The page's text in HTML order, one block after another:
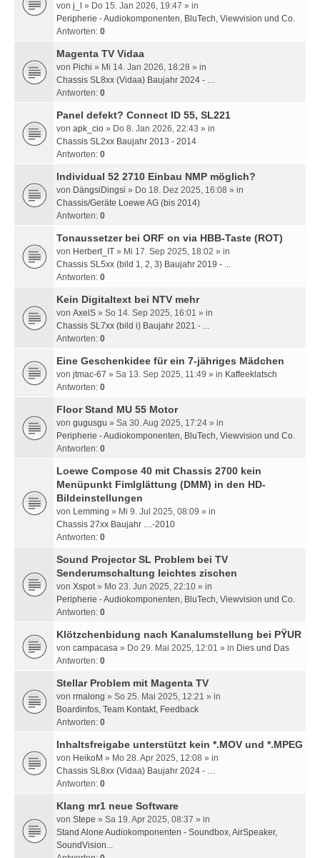
von j_l
» Do 15. Jan 2026, 19:47 » in
Peripherie - Audiokomponenten, BluTech, Viewvision und Co.
Antworten: 0
Magenta TV Vidaa
von Pichi » Mi 14. Jan 2026, 18:28 » in
Chassis SL8xx (Vidaa) Baujahr 2024 - …
Antworten: 0
Panel defekt? Connect ID 55, SL221
von apk_cio » Do 8. Jan 2026, 22:43 » in
Chassis SL2xx Baujahr 2013 - 2014
Antworten: 0
Individual 52 2710 Einbau NMP möglich?
von DängsiDingsi » Do 18. Dez 2025, 16:08 » in
Chassis/Geräte Loewe AG (bis 2014)
Antworten: 0
Tonaussetzer bei ORF on via HBB-Taste (ROT)
von Herbert_IT » Mi 17. Sep 2025, 18:02 » in
Chassis SL5xx (bild 1, 2, 3) Baujahr 2019 - ...
Antworten: 0
Kein Digitaltext bei NTV mehr
von AxelS » So 14. Sep 2025, 16:01 » in
Chassis SL7xx (bild i) Baujahr 2021 - ...
Antworten: 0
Eine Geschenkidee für ein 7-jähriges Mädchen
von jtmac-67 » Sa 13. Sep 2025, 11:49 » in Kaffeeklatsch
Antworten: 0
Floor Stand MU 55 Motor
von gugusgu » Sa 30. Aug 2025, 17:24 » in
Peripherie - Audiokomponenten, BluTech, Viewvision und Co.
Antworten: 0
Loewe Compose 40 mit Chassis 2700 kein
Menüpunkt Fimlglättung (DMM) in den HD-
Bildeinstellungen
von Lemming » Mi 9. Jul 2025, 08:09 » in
Chassis 27xx Baujahr ....-2010
Antworten: 0
Sound Projector SL Problem bei TV
Senderumschaltung leichtes zischen
von Xspot» Mo 23. Jun 2025, 22:10 » in
Peripherie - Audiokomponenten, BluTech, Viewvision und Co.
Antworten: 0
Klötzchenbidung nach Kanalumstellung bei PŸUR
von campacasa » Do 29. Mai 2025, 12:01 » in Dies und Das
Antworten: 0
Stellar Problem mit Magenta TV
von rmalong » So 25. Mai 2025, 12:21 » in
Boardinfos, Team Kontakt, Feedback
Antworten: 0
Inhaltsfreigabe unterstützt kein *.MOV und *.MPEG
von HeikoM » Mo 28. Apr 2025, 12:08 » in
Chassis SL8xx (Vidaa) Baujahr 2024 - …
Antworten: 0
Klang mr1 neue Software
von Stepe » Sa 19. Apr 2025, 08:37 » in
Stand Alone Audiokomponenten - Soundbox, AirSpeaker,
SoundVision...